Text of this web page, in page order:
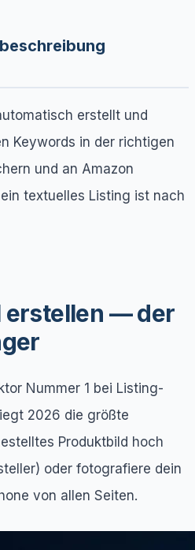
erstellt und
Keywords in der richtigen
und an Amazon
textuelles Listing ist nach
erstellen — der
Nummer 1 bei Listing-
2026 die größte
Produktbild hoch
oder fotografiere dein
von allen Seiten.